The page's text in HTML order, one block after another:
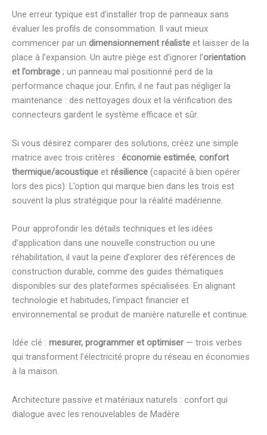
Une erreur typique est d’installer trop de panneaux sans
évaluer les profils de consommation. Il vaut mieux
commencer par un dimensionnement réaliste et laisser de la
place à l’expansion. Un autre piège est d’ignorer l’orientation
et l’ombrage ; un panneau mal positionné perd de la
performance chaque jour. Enfin, il ne faut pas négliger la
maintenance : des nettoyages doux et la vérification des
connecteurs gardent le système efficace et sûr.
Si vous désirez comparer des solutions, créez une simple
matrice avec trois critères : économie estimée, confort
thermique/acoustique et résilience (capacité à bien opérer
lors des pics). L’option qui marque bien dans les trois est
souvent la plus stratégique pour la réalité madérienne.
Pour approfondir les détails techniques et les idées
d’application dans une nouvelle construction ou une
réhabilitation, il vaut la peine d’explorer des références de
construction durable, comme des guides thématiques
disponibles sur des plateformes spécialisées. En alignant
technologie et habitudes, l’impact financier et
environnemental se produit de manière naturelle et continue.
Idée clé : mesurer, programmer et optimiser — trois verbes
qui transforment l’électricité propre du réseau en économies
à la maison.
Architecture passive et matériaux naturels : confort qui
dialogue avec les renouvelables de Madère